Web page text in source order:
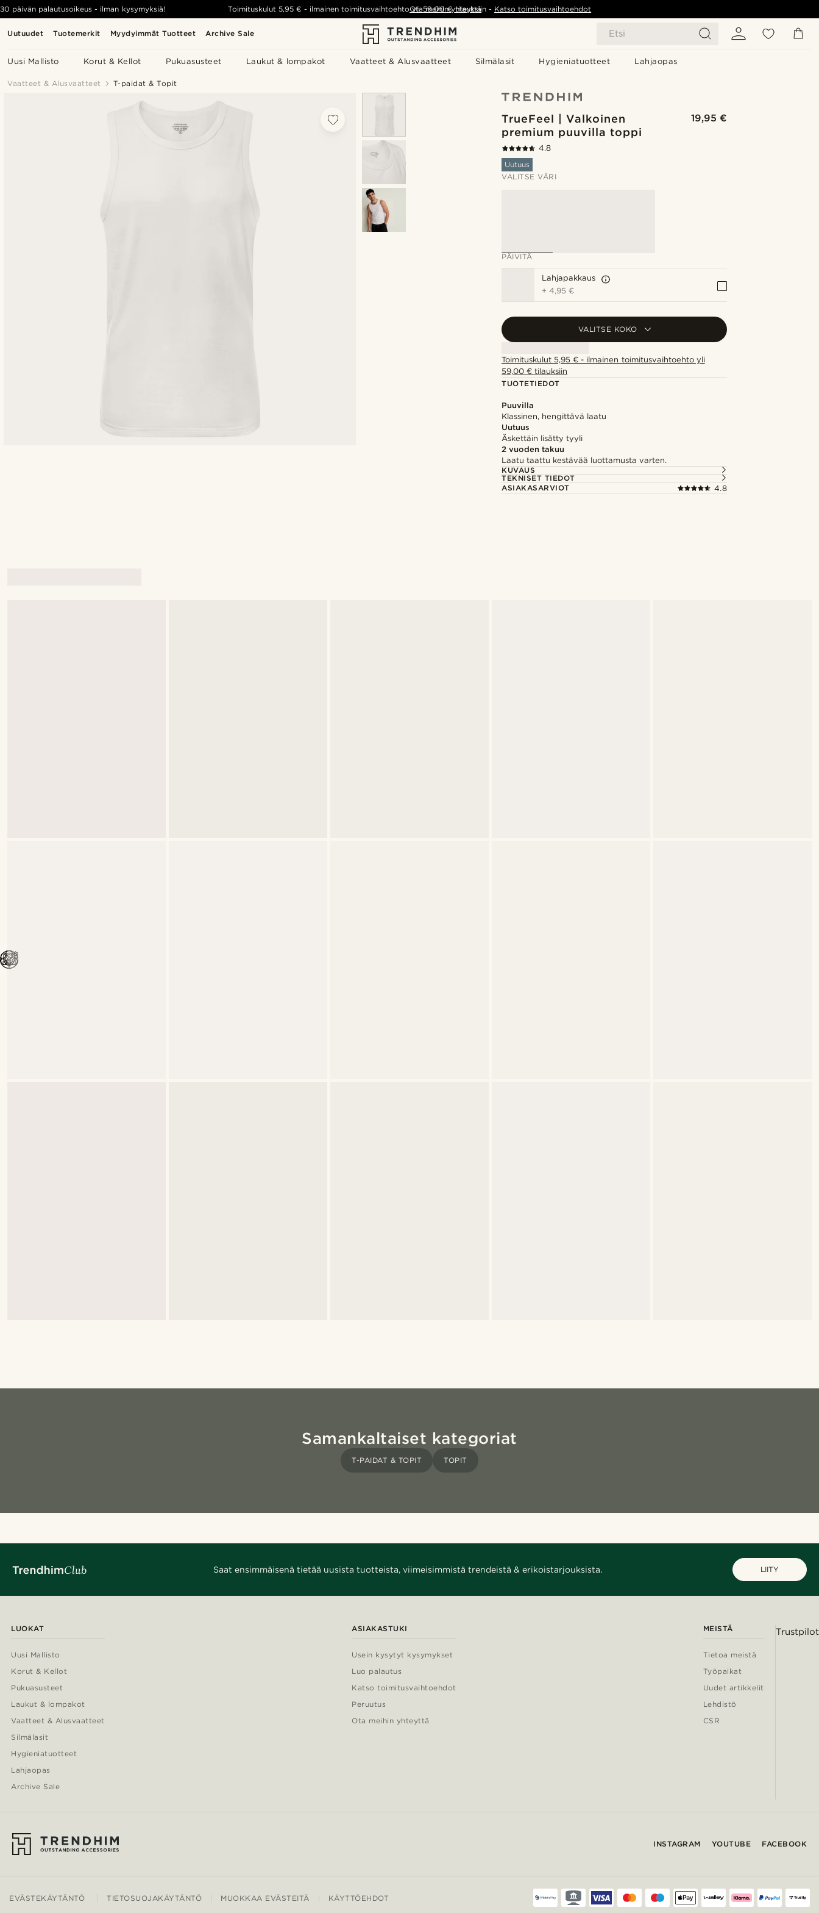
Uutuudet Tuotemerkit Myydyimmät Tuotteet Archive Sale Etsi
Uusi Mallisto Korut & Kellot Pukuasusteet Laukut & lompakot Vaatteet & Alusvaatteet Silmälasit Hygieniatuotteet Lahjaopas
30 päivän palautusoikeus - ilman kysymyksiä! Toimituskulut 5,95 € - ilmainen toimitusvaihtoehto yli 59,00 €tilauksiin - Katso toimitusvaihtoehdot
Ota meihin yhteyttä
Vaatteet & Alusvaatteet T-paidat & Topit
TrueFeel | Valkoinen
premium puuvilla toppi
19,95 €
4.8
Uutuus
VALITSE VÄRI
PÄIVITÄ
Lahjapakkaus
+4,95 €
VALITSE KOKO
Toimituskulut 5,95 € - ilmainen toimitusvaihtoehto yli
59,00 € tilauksiin
TUOTETIEDOT
Puuvilla
Klassinen, hengittävä laatu
Uutuus
Äskettäin lisätty tyyli
2 vuoden takuu
Laatu taattu kestävää luottamusta varten.
KUVAUS
TEKNISET TIEDOT
ASIAKASARVIOT
4.8
Samankaltaiset kategoriat
T-PAIDAT & TOPIT TOPIT
Saat ensimmäisenä tietää uusista tuotteista, viimeisimmistä trendeistä & erikoistarjouksista. LIITY
LUOKAT
Uusi Mallisto
Korut & Kellot
Pukuasusteet
Laukut & lompakot
Vaatteet & Alusvaatteet
Silmälasit
Hygieniatuotteet
Lahjaopas
Archive Sale
ASIAKASTUKI
Usein kysytyt kysymykset
Luo palautus
Katso toimitusvaihtoehdot
Peruutus
Ota meihin yhteyttä
MEISTÄ
Tietoa meistä
Työpaikat
Uudet artikkelit
Lehdistö
CSR
Trustpilot
INSTAGRAM YOUTUBE FACEBOOK
EVÄSTEKÄYTÄNTÖ TIETOSUOJAKÄYTÄNTÖ MUOKKAA EVÄSTEITÄ KÄYTTÖEHDOT